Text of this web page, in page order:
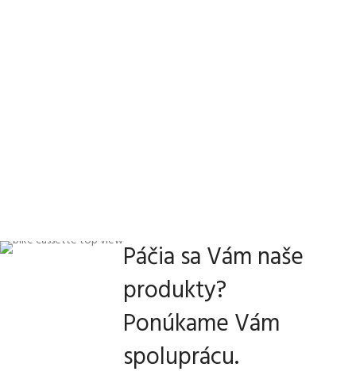
Páčia sa Vám naše
produkty?
Ponúkame Vám
spoluprácu.